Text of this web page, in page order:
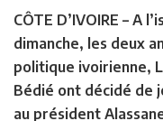
CÔTE D’IVOIRE – A
dimanche, les deux
politique ivoirienne,
Bédié ont décidé de
au président